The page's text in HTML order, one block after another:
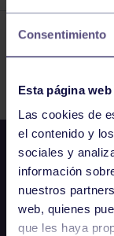
Consentimiento
Esta página
Las cookies de
el contenido y
sociales y
información
nuestros
web, quienes
que les haya